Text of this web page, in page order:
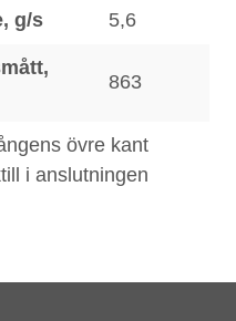
g/s 5,6
863
övre kant
i anslutningen